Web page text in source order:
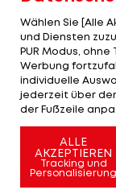
Regionalliga-
regionalen
eine
diskutiert. Am
hingegen
Mehr
Wählen Sie [Alle
und Diensten
PUR Modus,
Werbung
individuelle
jederzeit über
der Fußzeile
ALLE
AKZEPTIEREN
Tracking und
Personalisierung